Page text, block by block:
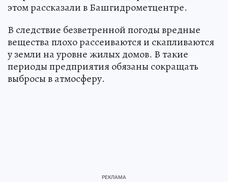
этом рассказали в Башгидрометцентре.
В следствие безветренной погоды вредные
вещества плохо рассеиваются и скапливаются
у земли на уровне жилых домов. В такие
периоды предприятия обязаны сокращать
выбросы в атмосферу.